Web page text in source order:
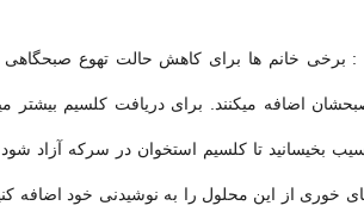
: برخی خانم ها برای کاهش حالت تهوع
اضافه میکنند. برای دریافت کلسیم بیشتر
بخیسانید تا کلسیم استخوان در سرکه آزاد
از این محلول را به نوشیدنی خود اضافه